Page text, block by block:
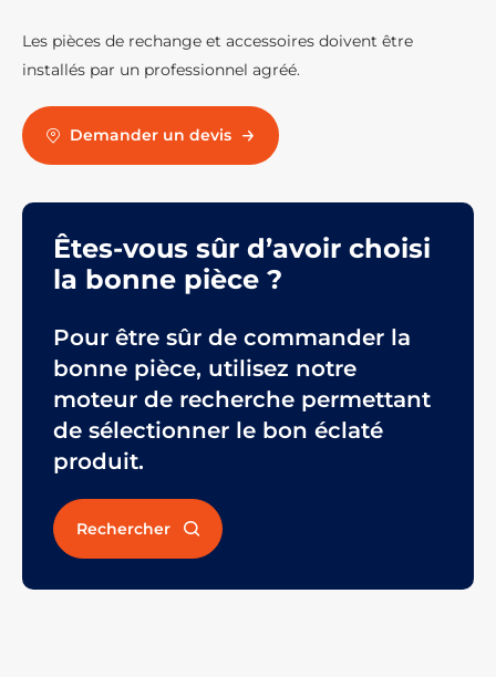
Les pièces de rechange et accessoires doivent être
installés par un professionnel agréé.
Demander un devis
Êtes-vous sûr d’avoir choisi
la bonne pièce ?
Pour être sûr de commander la
bonne pièce, utilisez notre
moteur de recherche permettant
de sélectionner le bon éclaté
produit.
Rechercher